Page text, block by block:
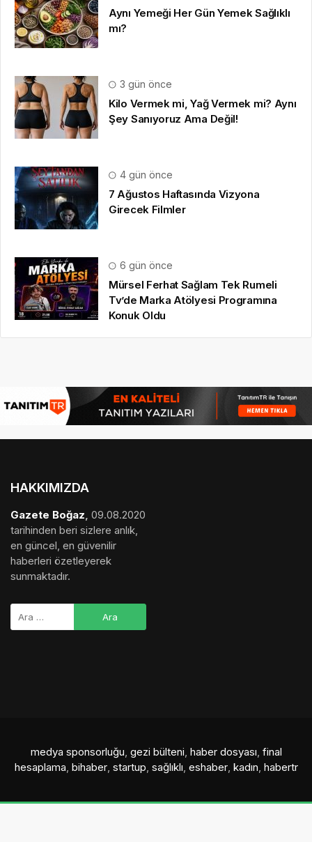
Aynı Yemeği Her Gün Yemek Sağlıklı
mı?
3 gün önce
Kilo Vermek mi, Yağ Vermek mi? Aynı
Şey Sanıyoruz Ama Değil!
4 gün önce
7 Ağustos Haftasında Vizyona
Girecek Filmler
6 gün önce
Mürsel Ferhat Sağlam Tek Rumeli
Tv’de Marka Atölyesi Programına
Konuk Oldu
HAKKIMIZDA
Gazete Boğaz, 09.08.2020
tarihinden beri sizlere anlık,
en güncel, en güvenilir
haberleri özetleyerek
sunmaktadır.
medya sponsorluğu, gezi bülteni, haber dosyası, final
hesaplama, bihaber, startup, sağlıklı, eshaber, kadın, habertr